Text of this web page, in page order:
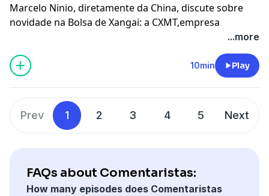
Marcelo Ninio, diretamente da China, discute sobre
novidade na Bolsa de Xangai: a CXMT,empresa
fabricante de chips que estreou na bolsa com alta
compartilhou que após a estreia da empresa na bolsa,
o presidente da CXMT se tornou um dos novos
Learn more about your ad choices. Visit
megaphone.fm/adchoices
...more
10min Play
Prev 1 2 3 4 5 Next
FAQs about Comentaristas:
How many episodes does Comentaristas